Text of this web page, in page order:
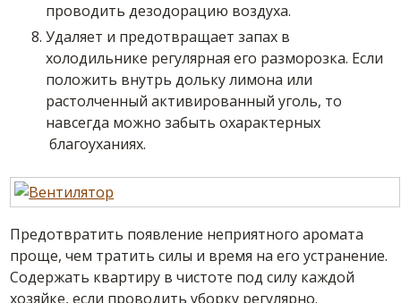
проводить дезодорацию воздуха.
Удаляет и предотвращает запах в
холодильнике регулярная его разморозка. Если
положить внутрь дольку лимона или
растолченный активированный уголь, то
навсегда можно забыть охарактерных
благоуханиях.
Предотвратить появление неприятного аромата
проще, чем тратить силы и время на его устранение.
Содержать квартиру в чистоте под силу каждой
хозяйке, если проводить уборку регулярно.